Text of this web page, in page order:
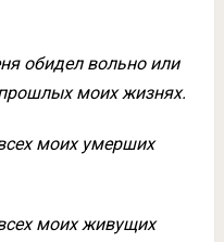
обидел вольно или
моих жизнях.
моих умерших
моих живущих